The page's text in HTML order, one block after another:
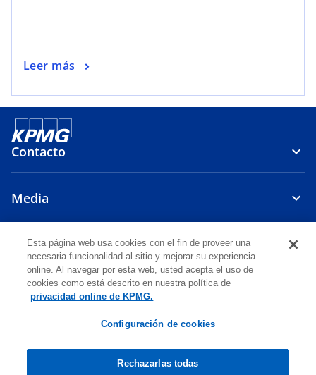
Leer más
Contacto
Media
Compañía
s
e
b
s
e
b
e
s
e
b
e
s
e
b
s
de responsabilidad limitada peruana y firma miembro de la
organización global KPMG de firmas miembro independientes
Esta página web usa cookies con el fin de proveer una
necesaria funcionalidad al sitio y mejorar su experiencia
online. Al navegar por esta web, usted acepta el uso de
cookies como está descrito en nuestra política de
privacidad online de KPMG.
Configuración de cookies
Rechazarlas todas